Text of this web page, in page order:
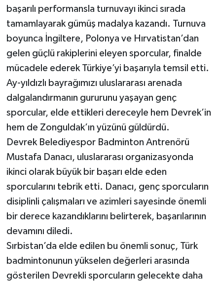
başarılı performansla turnuvayı ikinci sırada
tamamlayarak gümüş madalya kazandı. Turnuva
boyunca İngiltere, Polonya ve Hırvatistan’dan
gelen güçlü rakiplerini eleyen sporcular, finalde
mücadele ederek Türkiye’yi başarıyla temsil etti.
Ay-yıldızlı bayrağımızı uluslararası arenada
dalgalandırmanın gururunu yaşayan genç
sporcular, elde ettikleri dereceyle hem Devrek’in
hem de Zonguldak’ın yüzünü güldürdü.
Devrek Belediyespor Badminton Antrenörü
Mustafa Danacı, uluslararası organizasyonda
ikinci olarak büyük bir başarı elde eden
sporcularını tebrik etti. Danacı, genç sporcuların
disiplinli çalışmaları ve azimleri sayesinde önemli
bir derece kazandıklarını belirterek, başarılarının
devamını diledi.
Sırbistan’da elde edilen bu önemli sonuç, Türk
badmintonunun yükselen değerleri arasında
gösterilen Devrekli sporcuların gelecekte daha
MAGAZİN
Politika
Resmi İlan
Röportaj
Sağlık
SİYASET
Spor
Yaşam